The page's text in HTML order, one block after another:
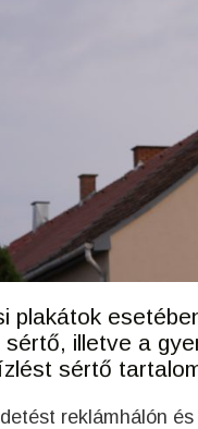
plakátok
illetve a
sértő
reklámhálón